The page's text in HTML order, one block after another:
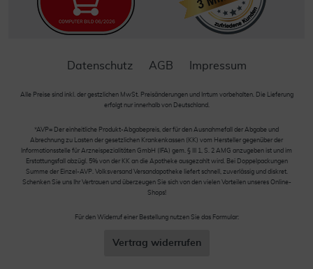
Datenschutz AGB Impressum
Alle Preise sind inkl. der gestzlichen MwSt. Preisänderungen und Irrtum vorbehalten. Die Lieferung
erfolgt nur innerhalb von Deutschland.
*AVP= Der einheitliche Produkt-Abgabepreis, der für den Ausnahmefall der Abgabe und
Abrechnung zu Lasten der gesetzlichen Krankenkassen (KK) vom Hersteller gegenüber der
Informationsstelle für Arzneispezialitäten GmbH (IFA) gem. § III 1, S. 2 AMG anzugeben ist und im
Erstattungsfall abzügl. 5% von der KK an die Apotheke ausgezahlt wird. Bei Doppelpackungen
Summe der Einzel-AVP. Volksversand Versandapotheke liefert schnell, zuverlässig und diskret.
Schenken Sie uns Ihr Vertrauen und überzeugen Sie sich von den vielen Vorteilen unseres Online-
Shops!
Für den Widerruf einer Bestellung nutzen Sie das Formular:
Vertrag widerrufen